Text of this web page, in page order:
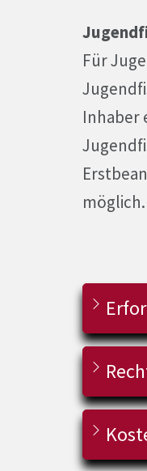
Für
Inhaber
möglich.